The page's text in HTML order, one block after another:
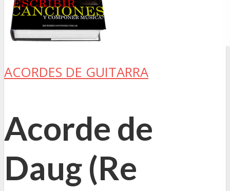
ACORDES DE GUITARRA
Acorde de
Daug (Re